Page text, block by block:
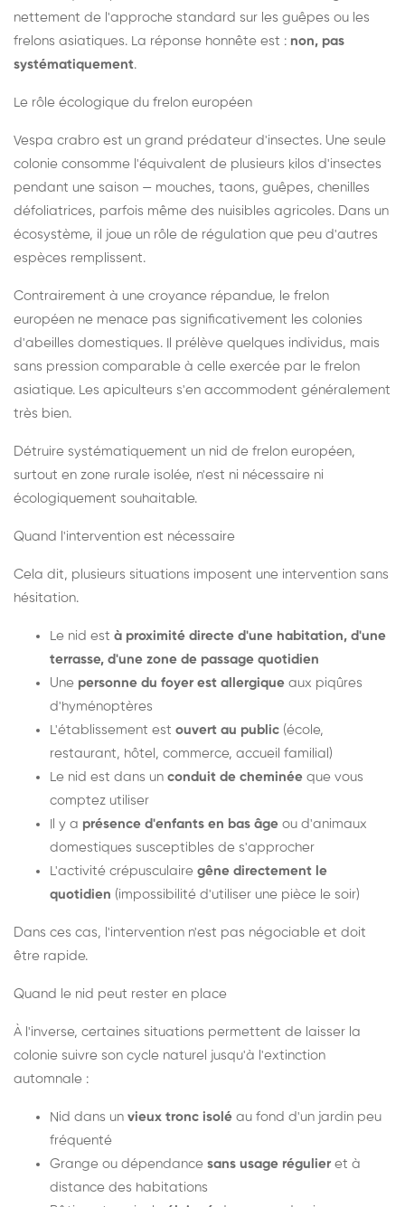
nettement de l'approche standard sur les guêpes ou les
frelons asiatiques. La réponse honnête est : non, pas
systématiquement.
Le rôle écologique du frelon européen
Vespa crabro est un grand prédateur d'insectes. Une seule
colonie consomme l'équivalent de plusieurs kilos d'insectes
pendant une saison — mouches, taons, guêpes, chenilles
défoliatrices, parfois même des nuisibles agricoles. Dans un
écosystème, il joue un rôle de régulation que peu d'autres
espèces remplissent.
Contrairement à une croyance répandue, le frelon
européen ne menace pas significativement les colonies
d'abeilles domestiques. Il prélève quelques individus, mais
sans pression comparable à celle exercée par le frelon
asiatique. Les apiculteurs s'en accommodent généralement
très bien.
Détruire systématiquement un nid de frelon européen,
surtout en zone rurale isolée, n'est ni nécessaire ni
écologiquement souhaitable.
Quand l'intervention est nécessaire
Cela dit, plusieurs situations imposent une intervention sans
hésitation.
Le nid est à proximité directe d'une habitation, d'une
terrasse, d'une zone de passage quotidien
Une personne du foyer est allergique aux piqûres
d'hyménoptères
L'établissement est ouvert au public (école,
restaurant, hôtel, commerce, accueil familial)
Le nid est dans un conduit de cheminée que vous
comptez utiliser
Il y a présence d'enfants en bas âge ou d'animaux
domestiques susceptibles de s'approcher
L'activité crépusculaire gêne directement le
quotidien (impossibilité d'utiliser une pièce le soir)
Dans ces cas, l'intervention n'est pas négociable et doit
être rapide.
Quand le nid peut rester en place
À l'inverse, certaines situations permettent de laisser la
colonie suivre son cycle naturel jusqu'à l'extinction
automnale :
Nid dans un vieux tronc isolé au fond d'un jardin peu
fréquenté
Grange ou dépendance sans usage régulier et à
distance des habitations